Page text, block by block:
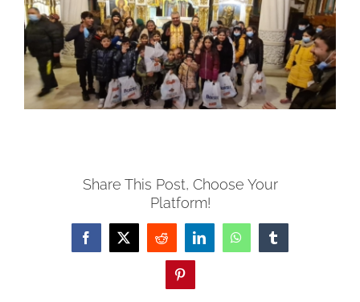
Share This Post, Choose Your
Platform!
Facebook
X RedditLinkedInWhatsAppTumblr
Pinterest